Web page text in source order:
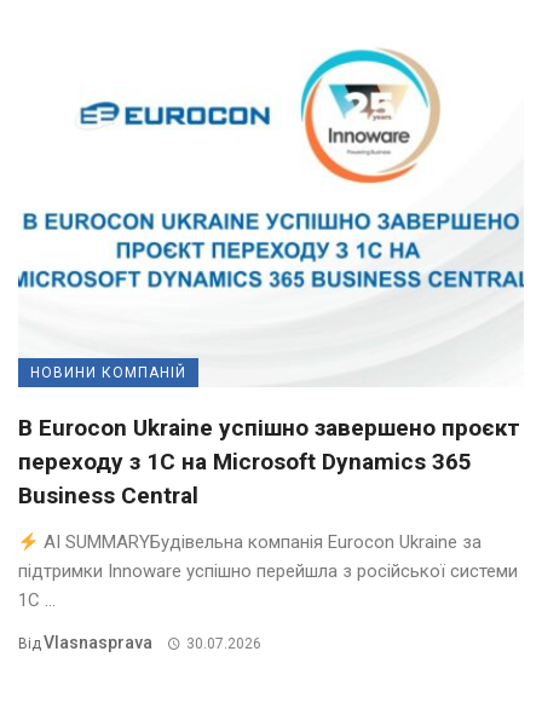
НОВИНИ КОМПАНІЙ
В Eurocon Ukraine успішно завершено проєкт
переходу з 1С на Microsoft Dynamics 365
Business Central
AI SUMMARYБудівельна компанія Eurocon Ukraine за
підтримки Innoware успішно перейшла з російської системи
1С ...
ВідVlasnasprava 30.07.2026